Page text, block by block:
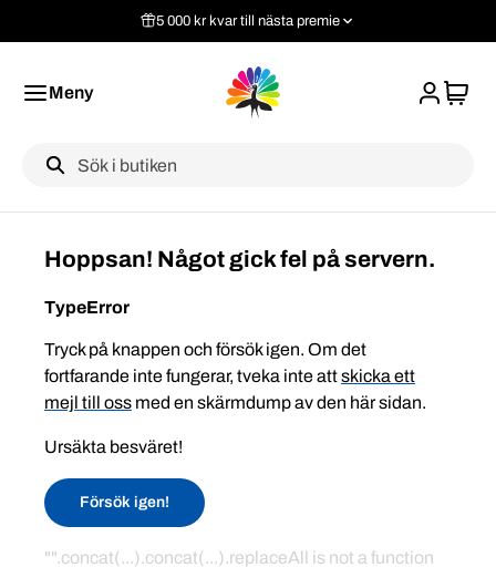
5 000 kr kvar till nästa premie
Meny
Label
Hoppsan! Något gick fel på servern.
TypeError
Tryck på knappen och försök igen. Om det
fortfarande inte fungerar, tveka inte attskicka ett
mejl till oss med en skärmdump av den här sidan.
Ursäkta besväret!
Försök igen!
"".concat(...).concat(...).replaceAll is not a function